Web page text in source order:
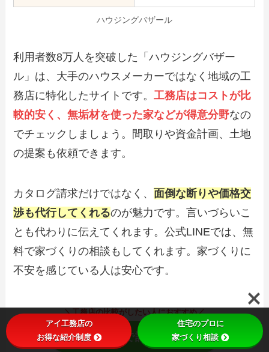
ハウジングバザール
利用者数8万人を突破した「ハウジングバザー
ル」は、大手のハウスメーカーではなく地域の工
務店に特化したサイトです。工務店はコストが比
較的安く、無垢材を使った家などが得意分野なの
でチェックしましょう。間取りや資金計画、土地
の提案も依頼できます。
カタログ請求だけではなく、 面倒な断りや価格交
渉も代行してくれるのが魅力です。言いづらいこ
とも代わりに伝えてくれます。公式LINEでは、無
料で家づくりの相談もしてくれます。家づくりに
不安を感じている人は安心です。
＼工務店の比較がしたい人におすすめ／
公式サイトで詳細を見る
アイ工務店の
お得な紹介制度
住宅のプロに
家づくり相談